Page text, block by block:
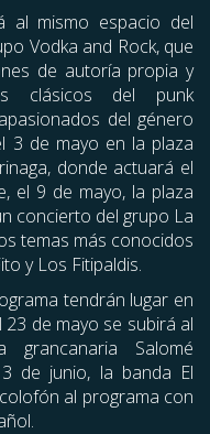
al mismo espacio del
Vodka and Rock, que
de autoría propia y
clásicos del punk
del género
3 de mayo en la plaza
donde actuará el
el 9 de mayo, la plaza
concierto del grupo La
temas más conocidos
y Los Fitipaldis.
tendrán lugar en
23 de mayo se subirá al
grancanaria Salomé
de junio, la banda El
al programa con